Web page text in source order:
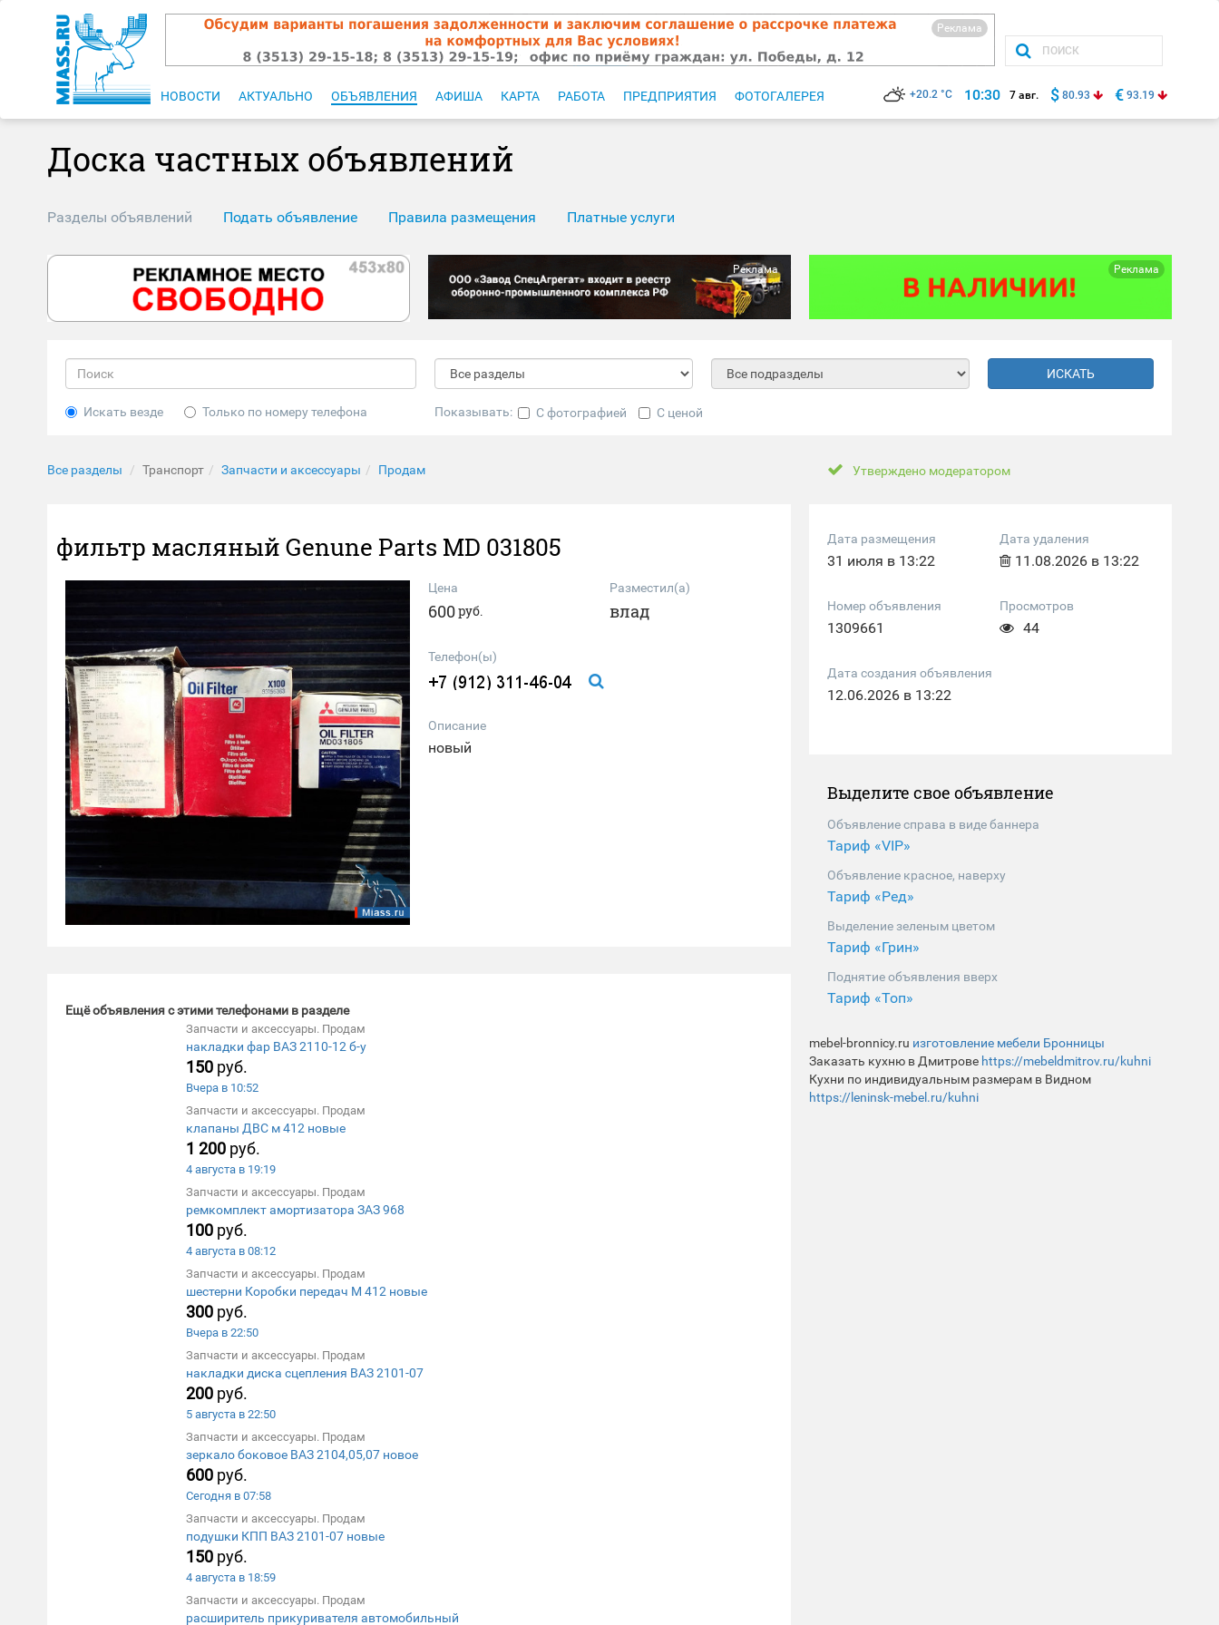
Реклама
НОВОСТИ АКТУАЛЬНО ОБЪЯВЛЕНИЯ АФИША КАРТА РАБОТА ПРЕДПРИЯТИЯ ФОТОГАЛЕРЕЯ +20.2 °C 10:30 7 авг. $ 80.93 € 93.19
Доска частных объявлений
Разделы объявлений Подать объявление Правила размещения Платные услуги
Реклама Реклама
ИСКАТЬ
Искать везде Только по номеру телефона Показывать: С фотографией С ценой
Все разделы Транспорт Запчасти и аксессуары Продам
фильтр масляный Genune Parts MD 031805
Цена
600руб.
Разместил(а)
влад
Телефон(ы)
Описание
новый
Ещё объявления с этими телефонами в разделе
Запчасти и аксессуары. Продам
накладки фар ВАЗ 2110-12 б-у
150 руб.
Вчера в 10:52
Запчасти и аксессуары. Продам
клапаны ДВС м 412 новые
1 200 руб.
4 августа в 19:19
Запчасти и аксессуары. Продам
ремкомплект амортизатора ЗАЗ 968
100 руб.
4 августа в 08:12
Запчасти и аксессуары. Продам
шестерни Коробки передач М 412 новые
300 руб.
Вчера в 22:50
Запчасти и аксессуары. Продам
накладки диска сцепления ВАЗ 2101-07
200 руб.
5 августа в 22:50
Запчасти и аксессуары. Продам
зеркало боковое ВАЗ 2104,05,07 новое
600 руб.
Сегодня в 07:58
Запчасти и аксессуары. Продам
подушки КПП ВАЗ 2101-07 новые
150 руб.
4 августа в 18:59
Запчасти и аксессуары. Продам
расширитель прикуривателя автомобильный
Утверждено модератором
Дата размещения
31 июля в 13:22
Дата удаления
11.08.2026 в 13:22
Номер объявления
1309661
Просмотров
44
Дата создания объявления
12.06.2026 в 13:22
Выделите свое объявление
Объявление справа в виде баннера
Тариф «VIP»
Объявление красное, наверху
Тариф «Ред»
Выделение зеленым цветом
Тариф «Грин»
Поднятие объявления вверх
Тариф «Топ»
mebel-bronnicy.ru изготовление мебели Бронницы
Заказать кухню в Дмитрове https://mebeldmitrov.ru/kuhni
Кухни по индивидуальным размерам в Видном
https://leninsk-mebel.ru/kuhni